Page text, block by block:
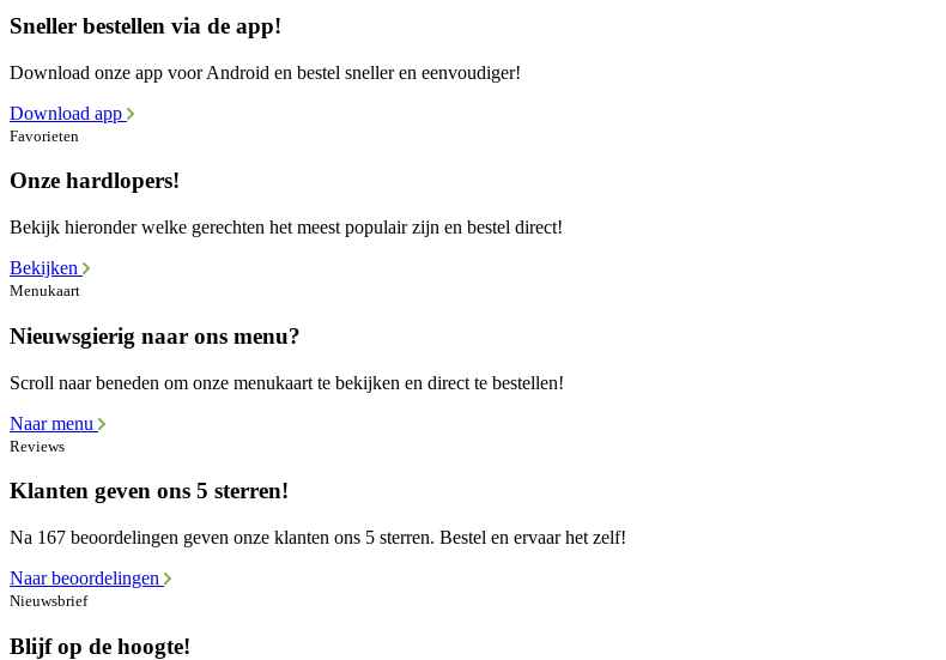
Sneller bestellen via de app!
Download onze app voor Android en bestel sneller en eenvoudiger!
Download app
Favorieten
Onze hardlopers!
Bekijk hieronder welke gerechten het meest populair zijn en bestel direct!
Bekijken
Menukaart
Nieuwsgierig naar ons menu?
Scroll naar beneden om onze menukaart te bekijken en direct te bestellen!
Naar menu
Reviews
Klanten geven ons 5 sterren!
Na 167 beoordelingen geven onze klanten ons 5 sterren. Bestel en ervaar het zelf!
Naar beoordelingen
Nieuwsbrief
Blijf op de hoogte!